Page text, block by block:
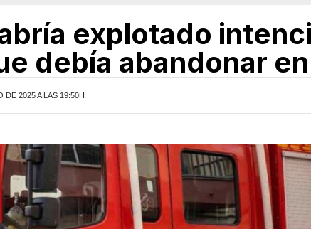
explotado
debía abandonar
DE 2025 A LAS 19:50H